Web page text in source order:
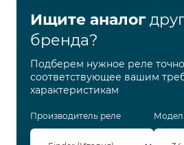
Ищите аналог
бренда?
Подберем нужное реле точно
соответствующее вашим
характеристикам
Производитель реле